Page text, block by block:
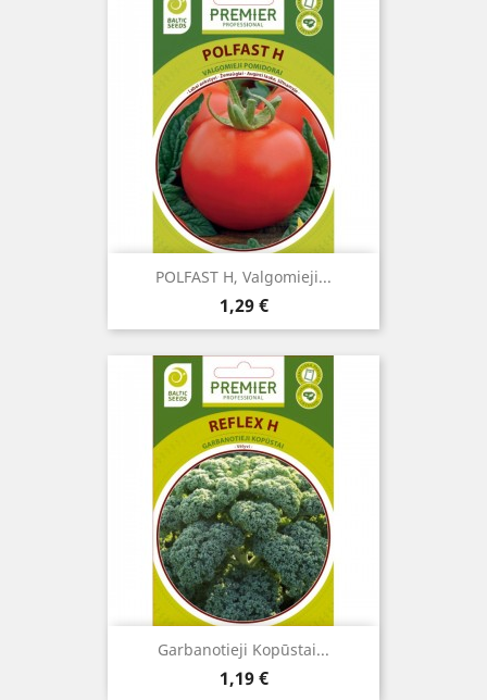
POLFAST H, Valgomieji...
Kaina
1,29 €
Garbanotieji Kopūstai...
Kaina
1,19 €